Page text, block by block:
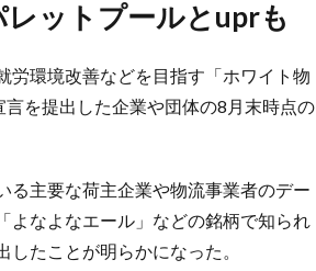
レットプールとuprも
労環境改善などを目指す「ホワイト物
を提出した企業や団体の8月末時点の
る主要な荷主企業や物流事業者のデー
よなよなエール」などの銘柄で知られ
たことが明らかになった。